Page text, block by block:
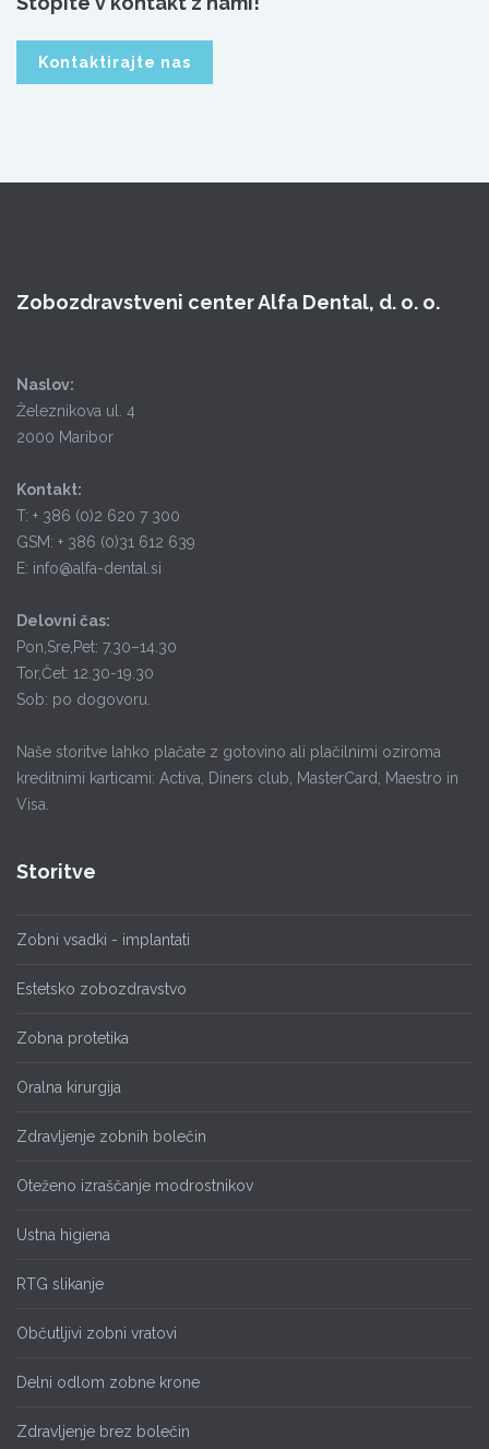
Kontaktirajte nas
Zobozdravstveni center Alfa Dental, d. o. o.
Naslov:
Železnikova ul. 4
2000 Maribor
Kontakt:
T: + 386 (0)2 620 7 300
GSM: + 386 (0)31 612 639
E: info@alfa-dental.si
Delovni čas:
Pon,Sre,Pet: 7.30–14.30
Tor,Čet: 12.30-19.30
Sob: po dogovoru.
Naše storitve lahko plačate z gotovino ali plačilnimi oziroma
kreditnimi karticami: Activa, Diners club, MasterCard, Maestro in
Visa.
Storitve
Zobni vsadki - implantati
Estetsko zobozdravstvo
Zobna protetika
Oralna kirurgija
Zdravljenje zobnih bolečin
Oteženo izraščanje modrostnikov
Ustna higiena
RTG slikanje
Občutljivi zobni vratovi
Delni odlom zobne krone
Zdravljenje brez bolečin